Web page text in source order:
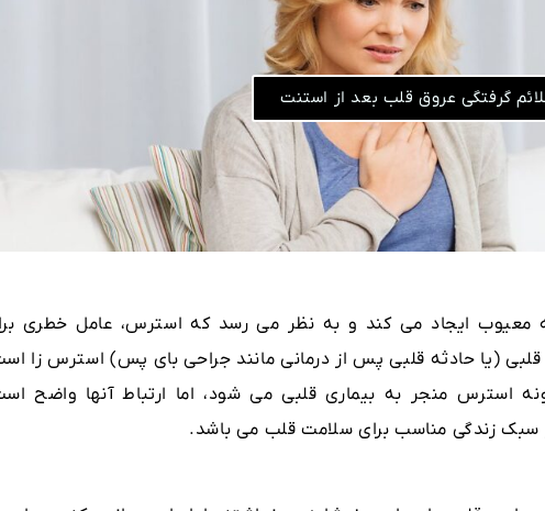
گرفتگی عروق قلب بعد از استنت
معیوب ایجاد می کند و به نظر می رسد که استرس، عامل خطری
(یا حادثه قلبی پس از درمانی مانند جراحی بای پس) استرس زا
استرس منجر به بیماری قلبی می شود، اما ارتباط آنها واضح
زندگی مناسب برای سلامت قلب می باشد.